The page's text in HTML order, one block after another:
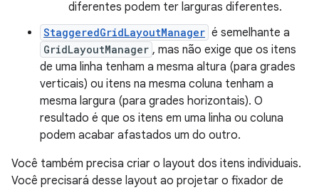
diferentes podem ter larguras diferentes.
StaggeredGridLayoutManager é semelhante a
GridLayoutManager , mas não exige que os itens
de uma linha tenham a mesma altura (para grades
verticais) ou itens na mesma coluna tenham a
mesma largura (para grades horizontais). O
resultado é que os itens em uma linha ou coluna
podem acabar afastados um do outro.
Você também precisa criar o layout dos itens individuais.
Você precisará desse layout ao projetar o fixador de